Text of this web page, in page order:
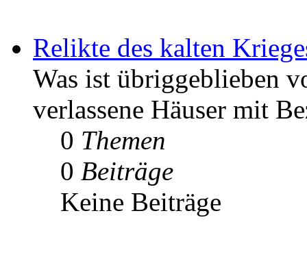
Relikte des kalten
Was ist übriggeblieben
verlassene Häuser mit
0 Themen
0 Beiträge
Keine Beiträge